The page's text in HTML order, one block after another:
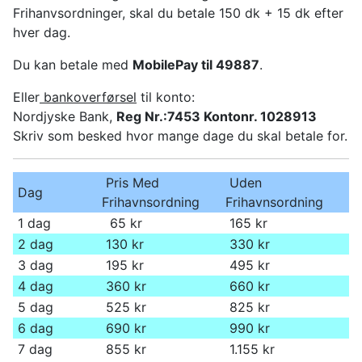
Frihanvsordninger, skal du betale 150 dk + 15 dk efter
hver dag.
Du kan betale med MobilePay til 49887.
Eller bankoverførsel til konto:
Nordjyske Bank, Reg Nr.:7453 Kontonr. 1028913
Skriv som besked hvor mange dage du skal betale for.
Dag
Pris Med
Frihavnsordning
Uden
Frihavnsordning
1 dag
65 kr
165 kr
2 dag
130 kr
330 kr
3 dag
195 kr
495 kr
4 dag
360 kr
660 kr
5 dag
525 kr
825 kr
6 dag
690 kr
990 kr
7 dag
855 kr 1.155 kr